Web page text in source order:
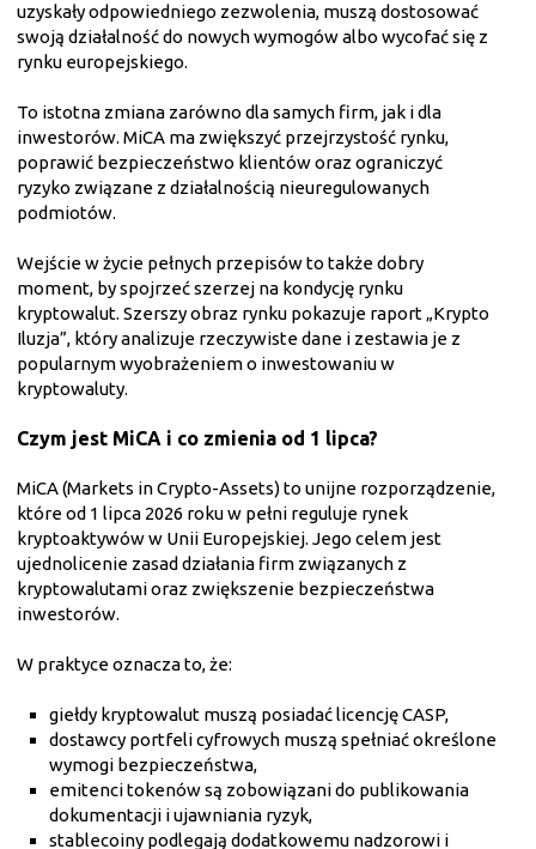
uzyskały odpowiedniego zezwolenia, muszą dostosować
swoją działalność do nowych wymogów albo wycofać się z
rynku europejskiego.
To istotna zmiana zarówno dla samych firm, jak i dla
inwestorów. MiCA ma zwiększyć przejrzystość rynku,
poprawić bezpieczeństwo klientów oraz ograniczyć
ryzyko związane z działalnością nieuregulowanych
podmiotów.
Wejście w życie pełnych przepisów to także dobry
moment, by spojrzeć szerzej na kondycję rynku
kryptowalut. Szerszy obraz rynku pokazuje raport „Krypto
Iluzja”, który analizuje rzeczywiste dane i zestawia je z
popularnym wyobrażeniem o inwestowaniu w
kryptowaluty.
Czym jest MiCA i co zmienia od 1 lipca?
MiCA (Markets in Crypto-Assets) to unijne rozporządzenie,
które od 1 lipca 2026 roku w pełni reguluje rynek
kryptoaktywów w Unii Europejskiej. Jego celem jest
ujednolicenie zasad działania firm związanych z
kryptowalutami oraz zwiększenie bezpieczeństwa
inwestorów.
W praktyce oznacza to, że:
giełdy kryptowalut muszą posiadać licencję CASP,
dostawcy portfeli cyfrowych muszą spełniać określone
wymogi bezpieczeństwa,
emitenci tokenów są zobowiązani do publikowania
dokumentacji i ujawniania ryzyk,
stablecoiny podlegają dodatkowemu nadzorowi i